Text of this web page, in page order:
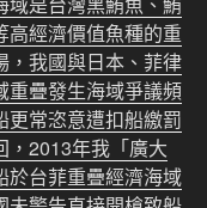
高經濟價值魚種的重
，我國與日本、菲律
重疊發生海域爭議頻
更常恣意遭扣船繳罰
，2013年我「廣大
於台菲重疊經濟海域